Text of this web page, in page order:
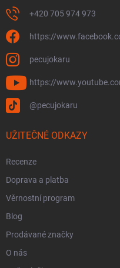
+420 705 974 973
https://
pecujokaru
https://
@pecujokaru
UŽITEČNÉ ODKAZY
Recenze
Doprava a platba
Věrnostní program
Blog
Prodávané značky
O nás